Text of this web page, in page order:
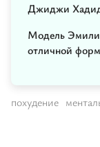
Джиджи
Модель Эмили
отличной
похудение